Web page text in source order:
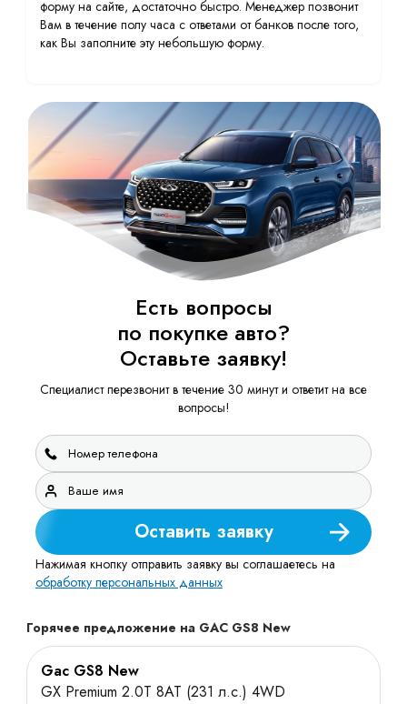
форму на сайте, достаточно быстро. Менеджер позвонит
Вам в течение полу часа с ответами от банков после того,
как Вы заполните эту небольшую форму.
Есть вопросы
по покупке авто?
Оставьте заявку!
Специалист перезвонит в течение 30 минут и ответит на все
вопросы!
Оставить заявку
Нажимая кнопку отправить заявку вы соглашаетесь на
обработку персональных данных
Горячее предложение на GAC GS8 New
Gac GS8 New
GX Premium 2.0T 8AT (231 л.с.) 4WD